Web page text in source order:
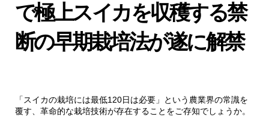
で極上スイカを収穫する禁
断の早期栽培法が遂に解禁
「スイカの栽培には最低120日は必要」という農業界の常識を
覆す、革命的な栽培技術が存在することをご存知でしょうか。